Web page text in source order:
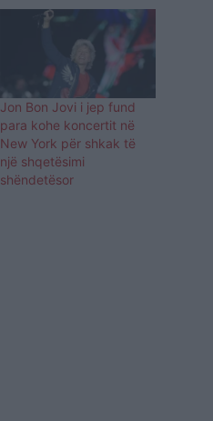
Jon Bon Jovi i jep fund
para kohe koncertit në
New York për shkak të
një shqetësimi
shëndetësor